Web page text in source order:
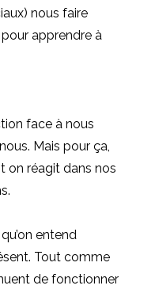
nous faire
apprendre à
face à nous
Mais pour ça,
on réagit dans nos
entend
Tout comme
de fonctionner